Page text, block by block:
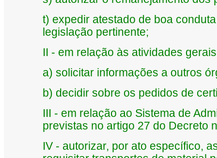
t) expedir atestado de boa
legislação pertinente;
II - em relação às atividades
a) solicitar informações a outros
b) decidir sobre os pedidos de
III - em relação ao Sistema de
previstas no artigo 27 do Decreto
IV - autorizar, por ato específico,